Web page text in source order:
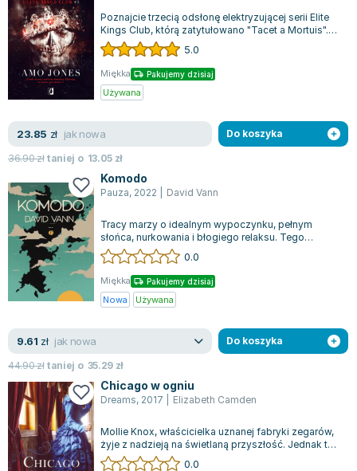
Poznajcie trzecią odsłonę elektryzującej serii Elite
Kings Club, którą zatytułowano "Tacet a Mortuis".
Autorka, Amo Jones zaprasza...
5.0
Miękka Pakujemy dzisiaj
Używana
23.85 zł jak nowa
36.90złtaniej o 13.05 zł
Do koszyka
Komodo
Pauza, 2022 David Vann
Tracy marzy o idealnym wypoczynku, pełnym
słońca, nurkowania i błogiego relaksu. Tego
wszystkiego pragnie podczas wymarzonych
waka...
0.0
Miękka Pakujemy dzisiaj
Nowa Używana
9.61 zł jak nowa
44.90złtaniej o 35.29 zł
Do koszyka
Chicago w ogniu
Dreams, 2017 Elizabeth Camden
Mollie Knox, właścicielka uznanej fabryki zegarów,
żyje z nadzieją na świetlaną przyszłość. Jednak ta
wizja ulega dramatycznej zmi...
0.0